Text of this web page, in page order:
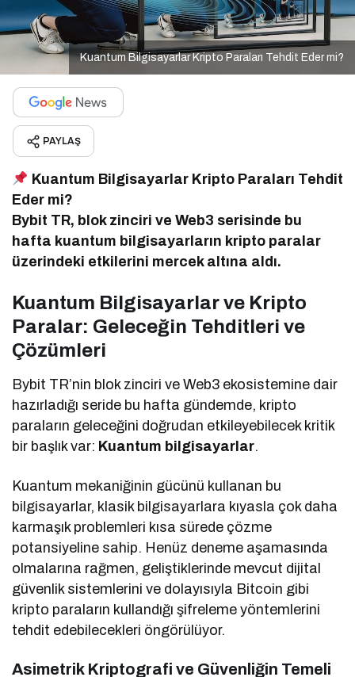
Kuantum Bilgisayarlar Kripto Paraları Tehdit Eder mi?
PAYLAŞ
Kuantum Bilgisayarlar Kripto Paraları Tehdit
Eder mi?
Bybit TR, blok zinciri ve Web3 serisinde bu
hafta kuantum bilgisayarların kripto paralar
üzerindeki etkilerini mercek altına aldı.
Kuantum Bilgisayarlar ve Kripto
Paralar: Geleceğin Tehditleri ve
Çözümleri
Bybit TR’nin blok zinciri ve Web3 ekosistemine dair
hazırladığı seride bu hafta gündemde, kripto
paraların geleceğini doğrudan etkileyebilecek kritik
bir başlık var: Kuantum bilgisayarlar.
Kuantum mekaniğinin gücünü kullanan bu
bilgisayarlar, klasik bilgisayarlara kıyasla çok daha
karmaşık problemleri kısa sürede çözme
potansiyeline sahip. Henüz deneme aşamasında
olmalarına rağmen, geliştiklerinde mevcut dijital
güvenlik sistemlerini ve dolayısıyla Bitcoin gibi
kripto paraların kullandığı şifreleme yöntemlerini
tehdit edebilecekleri öngörülüyor.
Asimetrik Kriptografi ve Güvenliğin Temeli